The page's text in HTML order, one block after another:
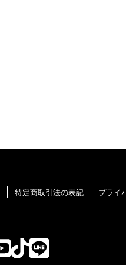
特定商取引法の表記 プライ